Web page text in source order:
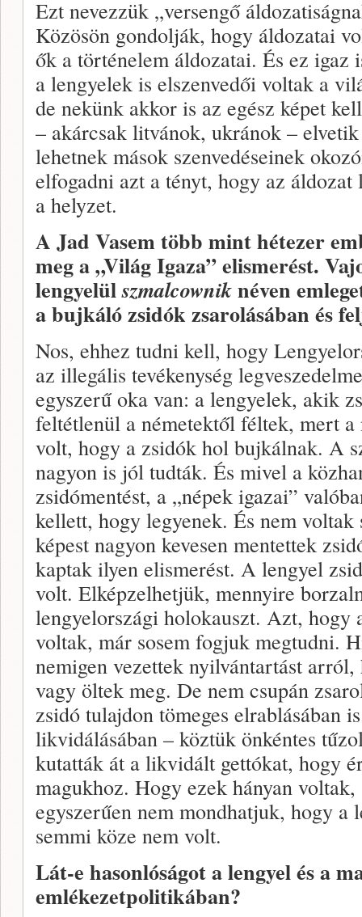
Ezt nevezzük „versengő
Közösön gondolják, hogy áldozatai
ők a történelem áldozatai. És ez igaz
a lengyelek is elszenvedői voltak a
de nekünk akkor is az egész képet
– akárcsak litvánok, ukránok –
lehetnek mások szenvedéseinek
elfogadni azt a tényt, hogy az
a helyzet.
A Jad Vasem több mint hétezer
meg a „Világ Igaza” elismerést.
lengyelülszmalcowniknéven
a bujkáló zsidók zsarolásában és
Nos, ehhez tudni kell, hogy
az illegális tevékenység
egyszerű oka van: a lengyelek, akik
feltétlenül a németektől féltek, mert a
volt, hogy a zsidók hol bujkálnak. A
nagyon is jól tudták. És mivel a
zsidómentést, a „népek igazai”
kellett, hogy legyenek. És nem voltak
képest nagyon kevesen mentettek
kaptak ilyen elismerést. A lengyel
volt. Elképzelhetjük, mennyire
lengyelországi holokauszt. Azt, hogy
voltak, már sosem fogjuk megtudni.
nemigen vezettek nyilvántartást
vagy öltek meg. De nem csupán
zsidó tulajdon tömeges elrablásában
likvidálásában – köztük önkéntes
kutatták át a likvidált gettókat, hogy
magukhoz. Hogy ezek hányan
egyszerűen nem mondhatjuk, hogy a
semmi köze nem volt.
Lát-e hasonlóságot a lengyel és a
emlékezetpolitikában?